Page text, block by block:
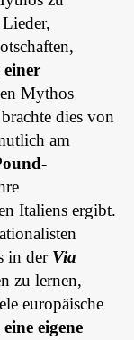
Mythos
dies von
am
Italiens ergibt.
in der Via
zu lernen,
europäische
eine eigene